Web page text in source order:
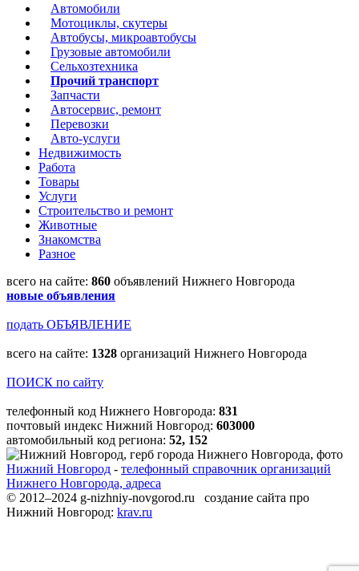
Автомобили
Мотоциклы, скутеры
Автобусы, микроавтобусы
Грузовые автомобили
Сельхозтехника
Прочий транспорт
Запчасти
Автосервис, ремонт
Перевозки
Авто-услуги
Недвижимость
Работа
Товары
Услуги
Строительство и ремонт
Животные
Знакомства
Разное
всего на сайте: 860 объявлений Нижнего Новгорода
новые объявления
подать ОБЪЯВЛЕНИЕ
всего на сайте: 1328 организаций Нижнего Новгорода
ПОИСК по сайту
телефонный код Нижнего Новгорода: 831
почтовый индекс Нижний Новгород: 603000
автомобильный код региона: 52, 152
Нижний Новгород - телефонный справочник организаций
Нижнего Новгорода, адреса
© 2012–2024 g-nizhniy-novgorod.ru создание сайта про
Нижний Новгород: krav.ru